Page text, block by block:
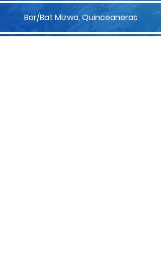
Bar/Bat Mizwa, Quinceaneras